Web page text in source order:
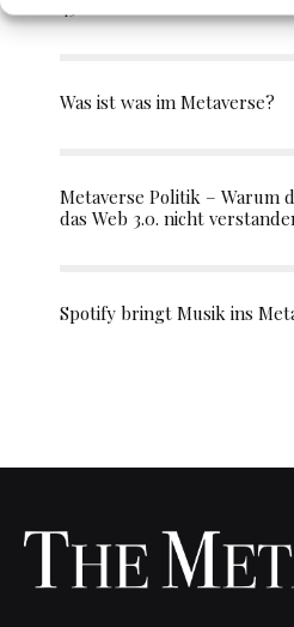
Was ist was im Metaverse?
Metaverse Politik – Warum
das Web 3.0. nicht
Spotify bringt Musik ins